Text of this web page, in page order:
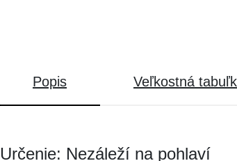
Popis Veľkostná
Určenie: Nezáleží na pohlaví